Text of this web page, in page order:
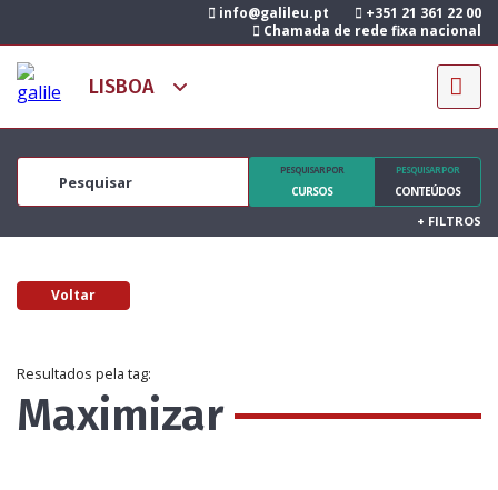
info@galileu.pt
+351 21 361 22 00
Chamada de rede fixa nacional
PESQUISAR POR
CURSOS
PESQUISAR POR
CONTEÚDOS
+ FILTROS
Voltar
Resultados pela tag:
Maximizar